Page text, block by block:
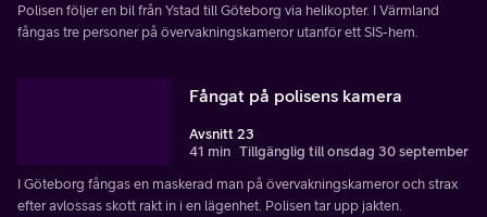
Polisen följer en bil från Ystad till Göteborg via helikopter. I Värmland
fångas tre personer på övervakningskameror utanför ett SIS-hem.
Fångat på polisens kamera
Avsnitt 23
41 min Tillgänglig till onsdag 30 september
I Göteborg fångas en maskerad man på övervakningskameror och strax
efter avlossas skott rakt in i en lägenhet. Polisen tar upp jakten.